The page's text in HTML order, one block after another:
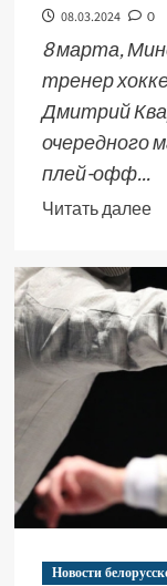
08.03.2024 0
8 марта,
тренер
Дмитрий
очередного
плей-офф...
Читать далее
Новости